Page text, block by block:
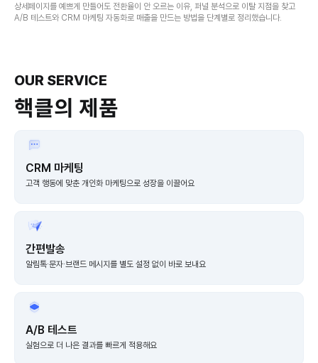
상세페이지를 예쁘게 만들어도 전환율이 안 오르는 이유, 퍼널 분석으로 이탈 지점을 찾고
A/B 테스트와 CRM 마케팅 자동화로 매출을 만드는 방법을 단계별로 정리했습니다.
OUR SERVICE
핵클의 제품
CRM 마케팅
고객 행동에 맞춘 개인화 마케팅으로 성장을 이끌어요
간편발송
알림톡·문자·브랜드 메시지를 별도 설정 없이 바로 보내요
A/B 테스트
실험으로 더 나은 결과를 빠르게 적용해요